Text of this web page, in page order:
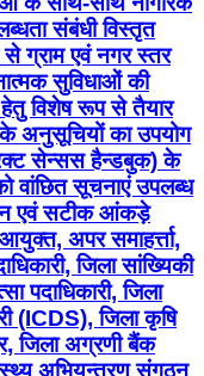
संबंधी विस्तृत
से ग्राम एवं नगर स्तर
सुविधाओं की
विशेष रूप से तैयार
के अनुसूचियों का उपयोग
सेन्सस हैन्डबुक) के
वांछित सूचनाएं उपलब्ध
एवं सटीक आंकड़े
अपर समाहर्त्ता,
जिला सांख्यिकी
पदाधिकारी, जिला
(ICDS), जिला कृषि
जिला अग्रणी बैंक